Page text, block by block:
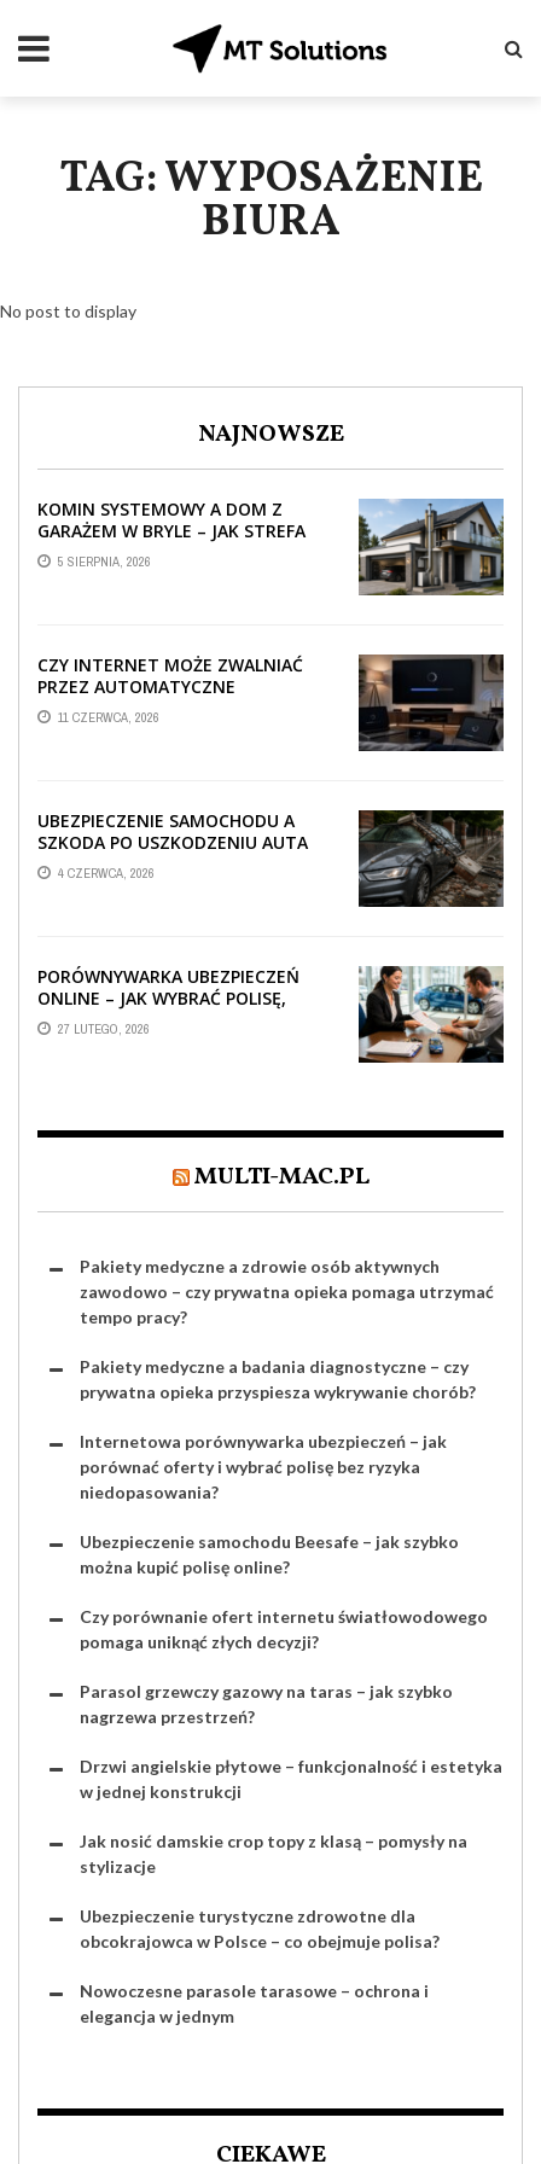
TAG: WYPOSAŻENIE
BIURA
No post to display
NAJNOWSZE
KOMIN SYSTEMOWY A DOM Z
GARAŻEM W BRYLE – JAK STREFA
TECHNICZNA WPŁYWA NA
PROWADZENIE ...
5 SIERPNIA, 2026
CZY INTERNET MOŻE ZWALNIAĆ
PRZEZ AUTOMATYCZNE
AKTUALIZACJE SYSTEMÓW SMART
TV?
11 CZERWCA, 2026
UBEZPIECZENIE SAMOCHODU A
SZKODA PO USZKODZENIU AUTA
PRZEZ SPADAJĄCY FRAGMENT
OGRODZENIA
4 CZERWCA, 2026
PORÓWNYWARKA UBEZPIECZEŃ
ONLINE – JAK WYBRAĆ POLISĘ,
KTÓRA REALNIE CHRONI TWÓJ
MAJĄTEK?
27 LUTEGO, 2026
MULTI-MAC.PL
Pakiety medyczne a zdrowie osób aktywnych
zawodowo – czy prywatna opieka pomaga utrzymać
tempo pracy?
Pakiety medyczne a badania diagnostyczne – czy
prywatna opieka przyspiesza wykrywanie chorób?
Internetowa porównywarka ubezpieczeń – jak
porównać oferty i wybrać polisę bez ryzyka
niedopasowania?
Ubezpieczenie samochodu Beesafe – jak szybko
można kupić polisę online?
Czy porównanie ofert internetu światłowodowego
pomaga uniknąć złych decyzji?
Parasol grzewczy gazowy na taras – jak szybko
nagrzewa przestrzeń?
Drzwi angielskie płytowe – funkcjonalność i estetyka
w jednej konstrukcji
Jak nosić damskie crop topy z klasą – pomysły na
stylizacje
Ubezpieczenie turystyczne zdrowotne dla
obcokrajowca w Polsce – co obejmuje polisa?
Nowoczesne parasole tarasowe – ochrona i
elegancja w jednym
CIEKAWE